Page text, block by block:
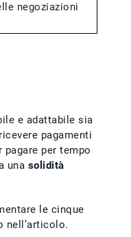
negoziazioni
e adattabile sia
pagamenti
per tempo
una solidità
le cinque
nell’articolo.